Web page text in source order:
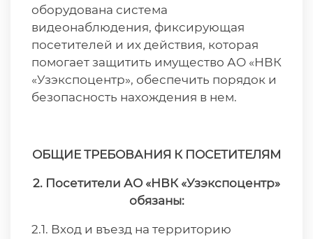
оборудована система
видеонаблюдения, фиксирующая
посетителей и их действия, которая
помогает защитить имущество АО «НВК
«Узэкспоцентр», обеспечить порядок и
безопасность нахождения в нем.
ОБЩИЕ ТРЕБОВАНИЯ К ПОСЕТИТЕЛЯМ
2. Посетители АО «НВК «Узэкспоцентр»
обязаны:
2.1. Вход и въезд на территорию